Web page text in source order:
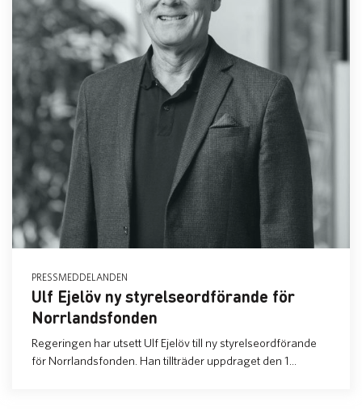
PRESSMEDDELANDEN
Ulf Ejelöv ny styrelseordförande för
Norrlandsfonden
Regeringen har utsett Ulf Ejelöv till ny styrelseordförande
för Norrlandsfonden. Han tillträder uppdraget den 1...